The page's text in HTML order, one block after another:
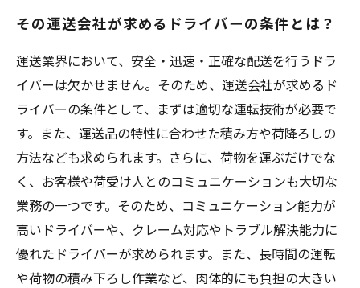
その運送会社が求めるドライバーの条件とは？
運送業界において、安全・迅速・正確な配送を行うドラ
イバーは欠かせません。そのため、運送会社が求めるド
ライバーの条件として、まずは適切な運転技術が必要で
す。また、運送品の特性に合わせた積み方や荷降ろしの
方法なども求められます。さらに、荷物を運ぶだけでな
く、お客様や荷受け人とのコミュニケーションも大切な
業務の一つです。そのため、コミュニケーション能力が
高いドライバーや、クレーム対応やトラブル解決能力に
優れたドライバーが求められます。また、長時間の運転
や荷物の積み下ろし作業など、肉体的にも負担の大きい